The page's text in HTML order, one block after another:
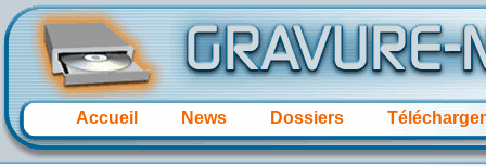
Accueil News Dossiers